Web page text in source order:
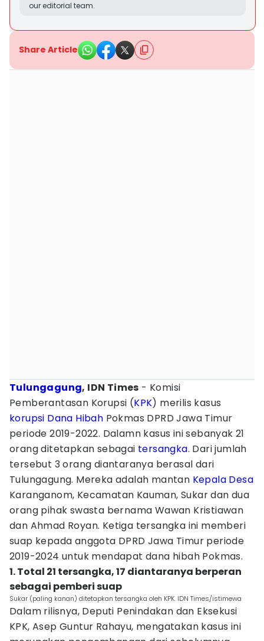
our editorial team.
Share Article
Tulungagung, IDN Times - Komisi
Pemberantasan Korupsi (KPK) merilis kasus
korupsi Dana Hibah Pokmas DPRD Jawa Timur
periode 2019-2022. Dalamn kasus ini sebanyak 21
orang ditetapkan sebagai tersangka. Dari jumlah
tersebut 3 orang diantaranya berasal dari
Tulungagung. Mereka adalah mantan Kepala Desa
Karanganom, Kecamatan Kauman, Sukar dan dua
orang pihak swasta bernama Wawan Kristiawan
dan Ahmad Royan. Ketiga tersangka ini memberi
suap kepada anggota DPRD Jawa Timur periode
2019-2024 untuk mendapat dana hibah Pokmas.
1. Total 21 tersangka, 17 diantaranya berperan
sebagai pemberi suap
Sukar (paling kanan) ditetapkan tersangka oleh KPK. IDN Times/istimewa
Dalam rilisnya, Deputi Penindakan dan Eksekusi
KPK, Asep Guntur Rahayu, mengatakan kasus ini